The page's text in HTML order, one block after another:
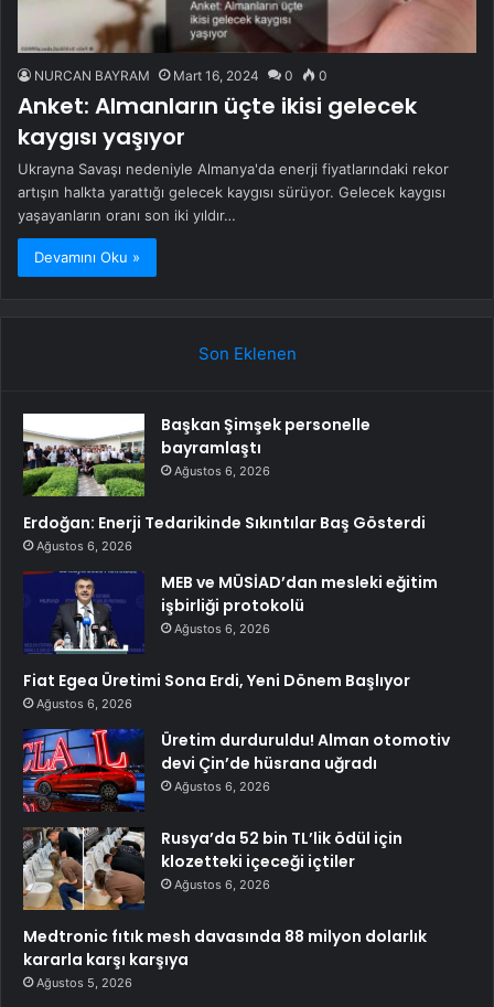
NURCAN BAYRAM Mart 16, 2024 0 0
Anket: Almanların üçte ikisi gelecek
kaygısı yaşıyor
Ukrayna Savaşı nedeniyle Almanya'da enerji fiyatlarındaki rekor
artışın halkta yarattığı gelecek kaygısı sürüyor. Gelecek kaygısı
yaşayanların oranı son iki yıldır…
Devamını Oku »
Son Eklenen
Başkan Şimşek personelle
bayramlaştı
Ağustos 6, 2026
Erdoğan: Enerji Tedarikinde Sıkıntılar Baş Gösterdi
Ağustos 6, 2026
MEB ve MÜSİAD’dan mesleki eğitim
işbirliği protokolü
Ağustos 6, 2026
Fiat Egea Üretimi Sona Erdi, Yeni Dönem Başlıyor
Ağustos 6, 2026
Üretim durduruldu! Alman otomotiv
devi Çin’de hüsrana uğradı
Ağustos 6, 2026
Rusya’da 52 bin TL’lik ödül için
klozetteki içeceği içtiler
Ağustos 6, 2026
Medtronic fıtık mesh davasında 88 milyon dolarlık
kararla karşı karşıya
Ağustos 5, 2026